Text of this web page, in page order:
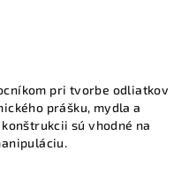
pri tvorbe odliatkov
prášku, mydla a
sú vhodné na